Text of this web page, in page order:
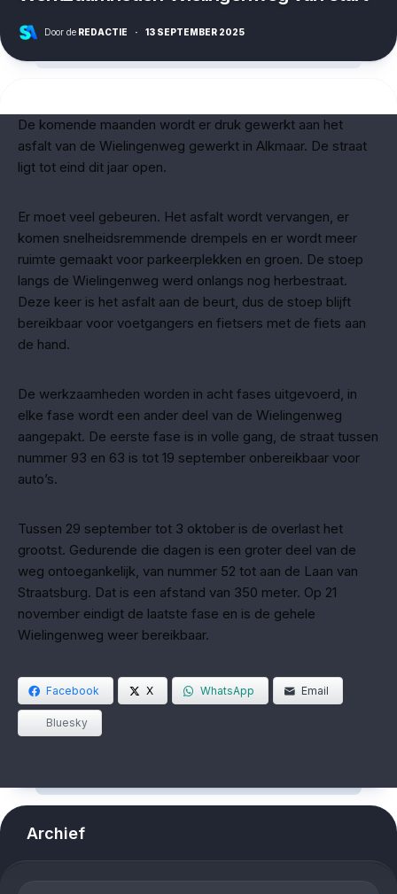
Door de REDACTIE · 13 SEPTEMBER 2025
De komende maanden wordt er druk gewerkt aan het
asfalt van de Wielingenweg gewerkt in Alkmaar. De straat
ligt tot eind dit jaar open.
Er moet veel gebeuren. Het asfalt wordt vervangen, er
komen snelheidsremmende drempels en er wordt meer
ruimte gemaakt voor parkeerplekken en groen. De stoep
langs de Wielingenweg werd onlangs nog herbestraat.
Deze keer is het asfalt aan de beurt, dus de stoep blijft
bereikbaar voor voetgangers en fietsers met de fiets aan
de hand.
De werkzaamheden worden in acht fases uitgevoerd, in
elke fase wordt een ander deel van de Wielingenweg
aangepakt. De eerste fase is in volle gang, de straat tussen
nummer 93 en 63 is tot 19 september onbereikbaar voor
auto’s.
Tussen 29 september tot 3 oktober is de overlast het
grootst. Gedurende die dagen is een groter deel van de
weg ontoegankelijk, van nummer 52 tot aan de Laan van
Straatsburg. Dat is een afstand van 350 meter. Op 21
november eindigt de laatste fase en is de gehele
Wielingenweg weer bereikbaar.
Facebook X WhatsApp Email
Bluesky
Archief